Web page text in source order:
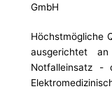
GmbH
Höchstmögliche
ausgerichtet
Notfalleinsatz -